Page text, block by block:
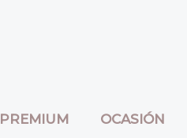
PREMIUM OCASIÓN